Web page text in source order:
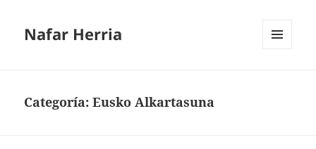
Nafar Herria
Categoría:Eusko Alkartasuna